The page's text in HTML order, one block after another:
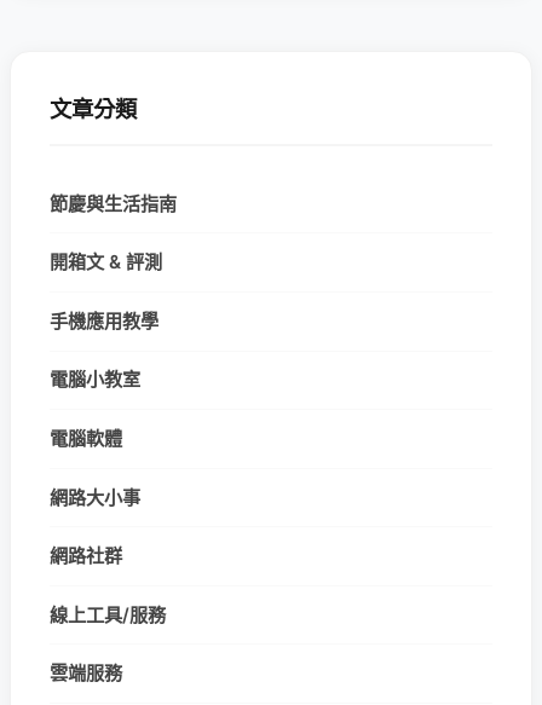
文章分類
節慶與生活指南
開箱文 & 評測
手機應用教學
電腦小教室
電腦軟體
網路大小事
網路社群
線上工具/服務
雲端服務